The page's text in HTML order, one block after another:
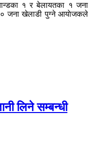
१ र बेलायतका १ जना
जना खेलाडी पुग्ने आयाेजकले
लिने सम्बन्धी